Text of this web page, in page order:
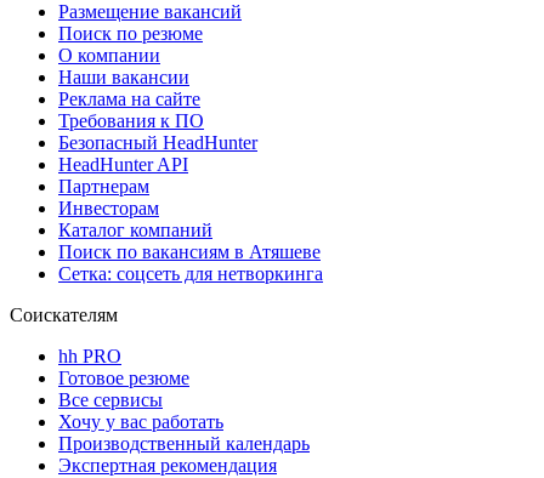
Размещение вакансий
Поиск по резюме
О компании
Наши вакансии
Реклама на сайте
Требования к ПО
Безопасный HeadHunter
HeadHunter API
Партнерам
Инвесторам
Каталог компаний
Поиск по вакансиям в Атяшеве
Сетка: соцсеть для нетворкинга
Соискателям
hh PRO
Готовое резюме
Все сервисы
Хочу у вас работать
Производственный календарь
Экспертная рекомендация